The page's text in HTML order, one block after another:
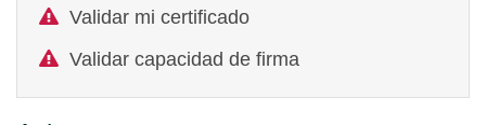
Validar mi certificado
Validar capacidad de firma